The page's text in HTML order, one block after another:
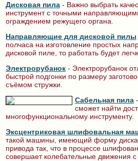
Дисковая пила - Важно выбрать
инструмент с точными
ограждением режущего органа.
Направляющие для дисковой пилы
полчаса на изготовление простых
дисковой пиле, то работать будет
Электрорубанок - Электрорубанок
быстрой подгонки по размеру
съёмом стружки.
Сабельная пила-
сможет найти
многофункциональному инструменту.
Эксцентриковая шлифовальная
такой машины, имеющий форму
привода так, что в процессе
совершает колебательные движения